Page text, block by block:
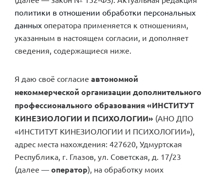
политики в отношении обработки персональных
данных оператора применяется к отношениям,
указанным в настоящем согласии, и дополняет
сведения, содержащиеся ниже.
Я даю своё согласиеавтономной
некоммерческой организации дополнительного
профессионального образования «ИНСТИТУТ
КИНЕЗИОЛОГИИ И ПСИХОЛОГИИ» (АНО ДПО
«ИНСТИТУТ КИНЕЗИОЛОГИИ И ПСИХОЛОГИИ»),
адрес места нахождения: 427620, Удмуртская
Республика, г. Глазов, ул. Советская, д. 17/23
(далее —оператор), на обработку моих